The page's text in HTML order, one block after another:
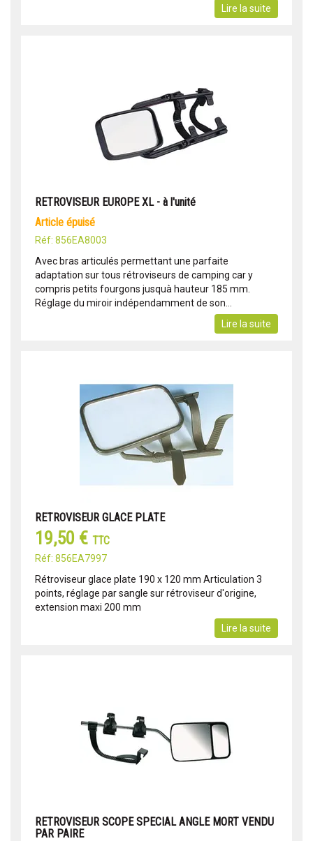
Lire la suite
RETROVISEUR EUROPE XL - à l'unité
article épuisé
Réf: 856EA8003
Avec bras articulés permettant une parfaite
adaptation sur tous rétroviseurs de camping car y
compris petits fourgons jusquà hauteur 185 mm.
Réglage du miroir indépendamment de son...
Lire la suite
RETROVISEUR GLACE PLATE
19,50 € TTC
Réf: 856EA7997
Rétroviseur glace plate 190 x 120 mm Articulation 3
points, réglage par sangle sur rétroviseur d'origine,
extension maxi 200 mm
Lire la suite
RETROVISEUR SCOPE SPECIAL ANGLE MORT VENDU
PAR PAIRE